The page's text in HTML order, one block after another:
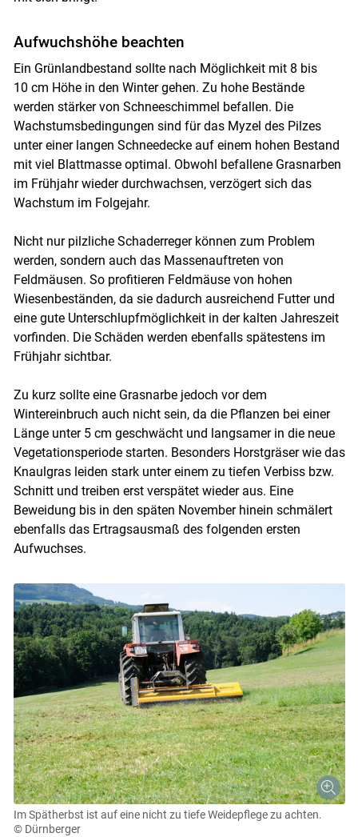
Aufwuchshöhe beachten
Ein Grünlandbestand sollte nach Möglichkeit mit 8 bis
10 cm Höhe in den Winter gehen. Zu hohe Bestände
werden stärker von Schneeschimmel befallen. Die
Wachstumsbedingungen sind für das Myzel des Pilzes
unter einer langen Schneedecke auf einem hohen Bestand
mit viel Blattmasse optimal. Obwohl befallene Grasnarben
im Frühjahr wieder durchwachsen, verzögert sich das
Wachstum im Folgejahr.
Nicht nur pilzliche Schaderreger können zum Problem
werden, sondern auch das Massenauftreten von
Feldmäusen. So profitieren Feldmäuse von hohen
Wiesenbeständen, da sie dadurch ausreichend Futter und
eine gute Unterschlupfmöglichkeit in der kalten Jahreszeit
vorfinden. Die Schäden werden ebenfalls spätestens im
Frühjahr sichtbar.
Zu kurz sollte eine Grasnarbe jedoch vor dem
Wintereinbruch auch nicht sein, da die Pflanzen bei einer
Länge unter 5 cm geschwächt und langsamer in die neue
Vegetationsperiode starten. Besonders Horstgräser wie das
Knaulgras leiden stark unter einem zu tiefen Verbiss bzw.
Schnitt und treiben erst verspätet wieder aus. Eine
Beweidung bis in den späten November hinein schmälert
ebenfalls das Ertragsausmaß des folgenden ersten
Aufwuchses.
Im Spätherbst ist auf eine nicht zu tiefe Weidepflege zu achten.
© Dürnberger